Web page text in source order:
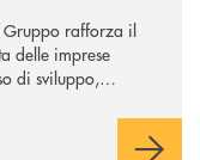
Gruppo rafforza il
delle imprese
di sviluppo,